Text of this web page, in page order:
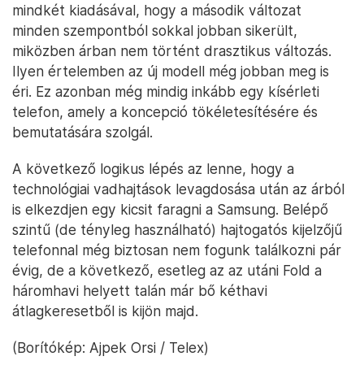
mindkét kiadásával, hogy a második változat
minden szempontból sokkal jobban sikerült,
miközben árban nem történt drasztikus változás.
Ilyen értelemben az új modell még jobban meg is
éri. Ez azonban még mindig inkább egy kísérleti
telefon, amely a koncepció tökéletesítésére és
bemutatására szolgál.
A következő logikus lépés az lenne, hogy a
technológiai vadhajtások levagdosása után az árból
is elkezdjen egy kicsit faragni a Samsung. Belépő
szintű (de tényleg használható) hajtogatós kijelzőjű
telefonnal még biztosan nem fogunk találkozni pár
évig, de a következő, esetleg az az utáni Fold a
háromhavi helyett talán már bő kéthavi
átlagkeresetből is kijön majd.
(Borítókép: Ajpek Orsi / Telex)